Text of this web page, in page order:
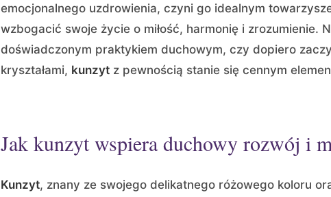
emocjonalnego uzdrowienia, czyni go idealnym
wzbogacić swoje życie o miłość, harmonię i zrozumienie.
doświadczonym praktykiem duchowym, czy dopiero
kryształami, kunzyt z pewnością stanie się cennym
Jak kunzyt wspiera duchowy rozwój i
Kunzyt, znany ze swojego delikatnego różowego koloru